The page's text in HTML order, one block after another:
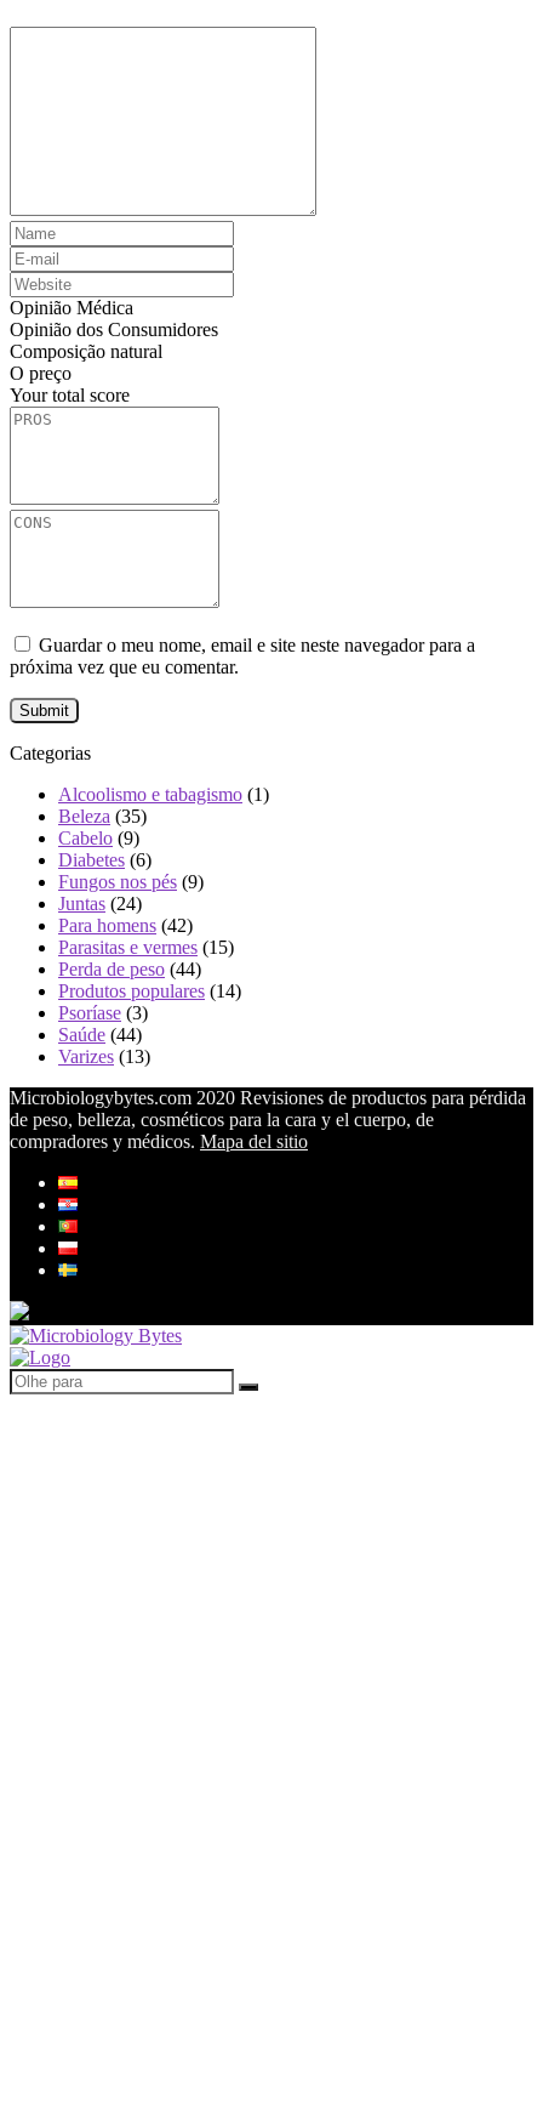
Opinião Médica
Opinião dos Consumidores
Composição natural
O preço
Your total score
Guardar o meu nome, email e site neste navegador para a
próxima vez que eu comentar.
Categorias
Alcoolismo e tabagismo (1)
Beleza (35)
Cabelo (9)
Diabetes (6)
Fungos nos pés (9)
Juntas (24)
Para homens (42)
Parasitas e vermes (15)
Perda de peso (44)
Produtos populares (14)
Psoríase (3)
Saúde (44)
Varizes (13)
Microbiologybytes.com 2020 Revisiones de productos para pérdida
de peso, belleza, cosméticos para la cara y el cuerpo, de
compradores y médicos. Mapa del sitio